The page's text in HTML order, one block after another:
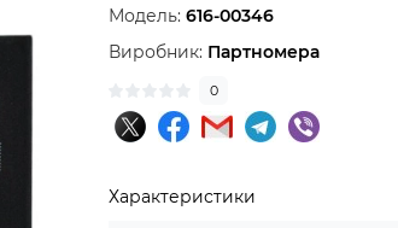
Модель:616-00346
Виробник: Партномера
0
Характеристики